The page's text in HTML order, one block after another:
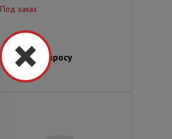
Под заказ
Цена по запросу